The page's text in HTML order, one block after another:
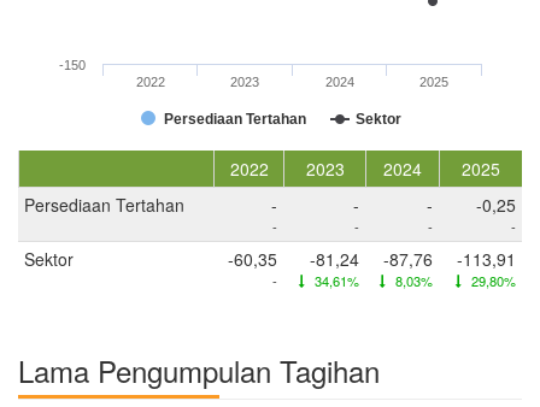
Persediaan Tertahan Sektor
2022 2023 2024 2025
-150
2022 2023 2024
2025
Persediaan Tertahan
-
-
-
-
-
-
-0,25
-
Sektor -60,35
-
-81,24
34,61%
-87,76
8,03%
-113,91
29,80%
Lama Pengumpulan Tagihan